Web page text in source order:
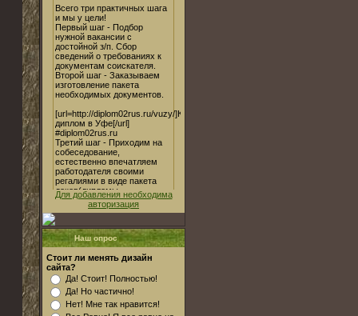
Для добавления необходима
авторизация
Наш опрос
Стоит ли менять дизайн
сайта?
Да! Стоит! Полностью!
Да! Но частично!
Нет! Мне так нравится!